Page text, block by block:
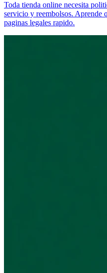
Toda tienda online necesita
servicio y reembolsos. Aprende
paginas legales rapido.